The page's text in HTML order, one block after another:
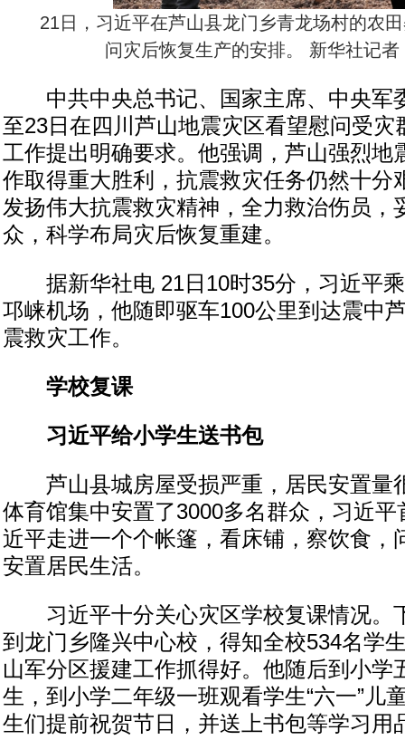
21日，习近平在芦山县龙门乡青龙场村的农田
问灾后恢复生产的安排。 新华社记
中共中央总书记、国家主席、中央军
至23日在四川芦山地震灾区看望慰问受灾
工作提出明确要求。他强调，芦山强烈地
作取得重大胜利，抗震救灾任务仍然十分
发扬伟大抗震救灾精神，全力救治伤员，
众，科学布局灾后恢复重建。
据新华社电 21日10时35分，习近平乘
邛崃机场，他随即驱车100公里到达震中
震救灾工作。
学校复课
习近平给小学生送书包
芦山县城房屋受损严重，居民安置量
体育馆集中安置了3000多名群众，习近
近平走进一个个帐篷，看床铺，察饮食，
安置居民生活。
习近平十分关心灾区学校复课情况。
到龙门乡隆兴中心校，得知全校534名学
山军分区援建工作抓得好。他随后到小学
生，到小学二年级一班观看学生“六一”儿
生们提前祝贺节日，并送上书包等学习用